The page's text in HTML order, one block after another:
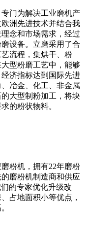
门为解决工业磨机产
洲先进技术并结合我
念和市场需求，经过
设备。立磨采用了合
流程，集烘干、粉
型粉磨工艺中，能够
济指标达到国际先进
冶金、化工、非金属
大型制粉加工，将块
的粉状物料。
粉机，拥有22年磨粉
磨粉机制造商和供应
的专家优化升级改
占地面积小等优点，